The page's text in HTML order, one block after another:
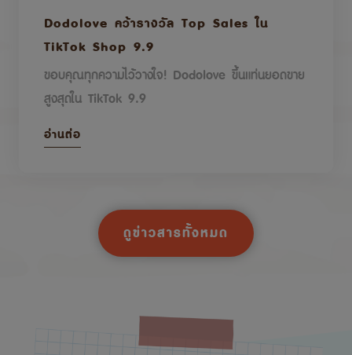
Dodolove คว้ารางวัล Top Sales ใน
TikTok Shop 9.9
ขอบคุณทุกความไว้วางใจ! Dodolove ขึ้นแท่นยอดขาย
สูงสุดใน TikTok 9.9
อ่านต่อ
ดูข่าวสารทั้งหมด